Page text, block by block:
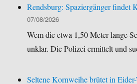
Rendsburg: Spaziergänger findet
07/08/2026
Wem die etwa 1,50 Meter lange
unklar. Die Polizei ermittelt und
Seltene Kornweihe brütet in